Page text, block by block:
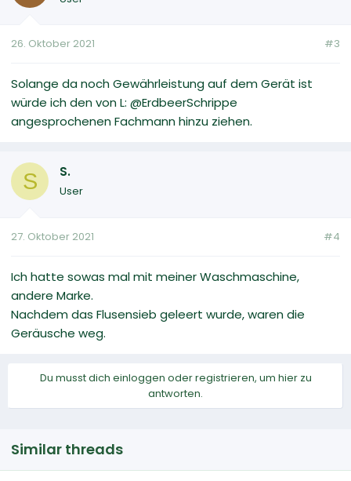
26. Oktober 2021 #3
Solange da noch Gewährleistung auf dem Gerät ist
würde ich den von L: @ErdbeerSchrippe
angesprochenen Fachmann hinzu ziehen.
S S.
User
27. Oktober 2021 #4
Ich hatte sowas mal mit meiner Waschmaschine,
andere Marke.
Nachdem das Flusensieb geleert wurde, waren die
Geräusche weg.
Du musst dich einloggen oder registrieren, um hier zu
antworten.
Similar threads